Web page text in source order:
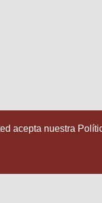
acepta nuestra